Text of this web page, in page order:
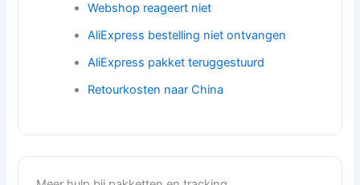
Webshop reageert niet
AliExpress bestelling niet ontvangen
AliExpress pakket teruggestuurd
Retourkosten naar China